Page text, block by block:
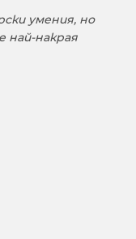
умения, но
най-накрая